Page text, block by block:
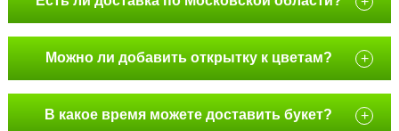
Можно ли добавить открытку к цветам? +
В какое время можете доставить букет? +